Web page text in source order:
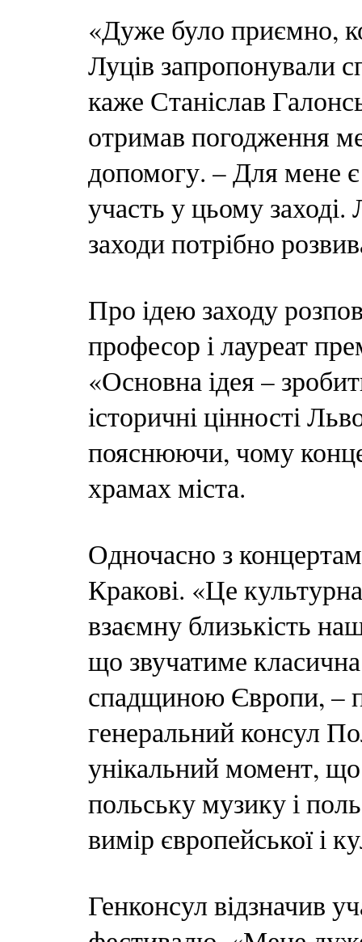
«Дуже було приємно,
Луців запропонували
каже Станіслав
отримав погодження
допомогу. – Для мене
участь у цьому заході.
заходи потрібно
Про ідею заходу
професор і лауреат
«Основна ідея –
історичні цінності
пояснюючи, чому
храмах міста.
Одночасно з
Кракові. «Це
взаємну близькість
що звучатиме
спадщиною Європи, –
генеральний консул
унікальний момент,
польську музику і
вимір європейської і
Генконсул відзначив